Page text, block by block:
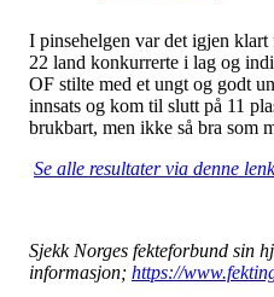
I pinsehelgen var det igjen
22 land konkurrerte i lag og
OF stilte med et ungt og godt
innsats og kom til slutt på 11
brukbart, men ikke så bra som
Se alle resultater via denne
Sjekk Norges fekteforbund sin
informasjon; https://